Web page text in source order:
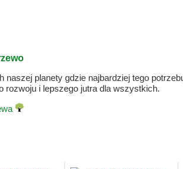
planety gdzie najbardziej tego
rozwoju i lepszego jutra dla wszystkich.